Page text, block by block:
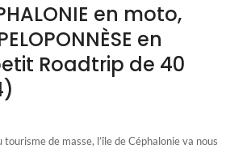
en moto,
en
Roadtrip de 40
de masse, l’île de Céphalonie va nous